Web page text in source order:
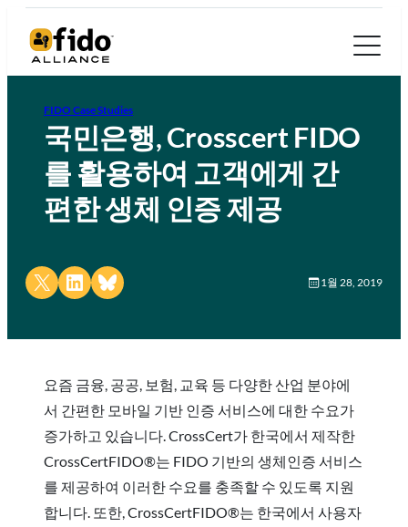
FIDO Case Studies
국민은행, Crosscert FIDO
를 활용하여 고객에게 간
편한 생체 인증 제공
Share on X Share on LinkedIn
Share on Bluesky 1월 28, 2019
요즘 금융, 공공, 보험, 교육 등 다양한 산업 분야에
서 간편한 모바일 기반 인증 서비스에 대한 수요가
증가하고 있습니다. CrossCert가 한국에서 제작한
CrossCertFIDO®는 FIDO 기반의 생체인증 서비스
를 제공하여 이러한 수요를 충족할 수 있도록 지원
합니다. 또한, CrossCertFIDO®는 한국에서 사용자